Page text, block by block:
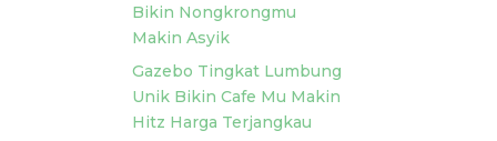
Bikin Nongkrongmu
Makin Asyik
Gazebo Tingkat Lumbung
Unik Bikin Cafe Mu Makin
Hitz Harga Terjangkau